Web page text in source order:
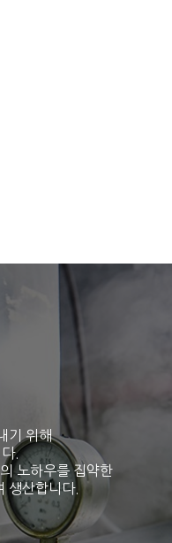
기 위해
다.
노하우를 집약한
생산합니다.